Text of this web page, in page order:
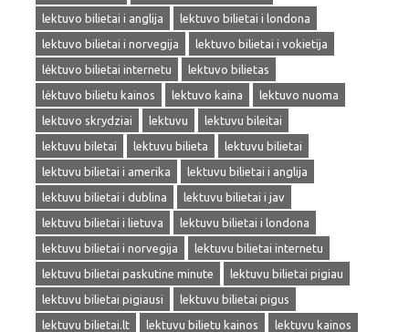
lektuvo bilietai i anglija
lektuvo bilietai i londona
lektuvo bilietai i norvegija
lektuvo bilietai i vokietija
lėktuvo bilietai internetu
lektuvo bilietas
lėktuvo bilietu kainos
lektuvo kaina
lektuvo nuoma
lektuvo skrydziai
lektuvu
lektuvu bileitai
lektuvu biletai
lektuvu bilieta
lektuvu bilietai
lektuvu bilietai i amerika
lektuvu bilietai i anglija
lektuvu bilietai i dublina
lektuvu bilietai i jav
lektuvu bilietai i lietuva
lektuvu bilietai i londona
lektuvu bilietai i norvegija
lektuvu bilietai internetu
lektuvu bilietai paskutine minute
lektuvu bilietai pigiau
lektuvu bilietai pigiausi
lektuvu bilietai pigus
lektuvu bilietai.lt
lektuvu bilietu kainos
lektuvu kainos